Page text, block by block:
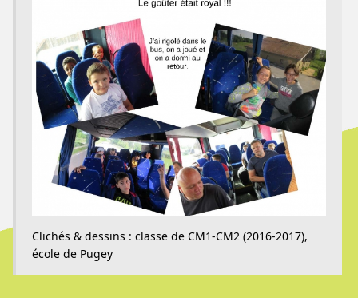
Clichés & dessins : classe de CM1-CM2 (2016-2017),
école de Pugey